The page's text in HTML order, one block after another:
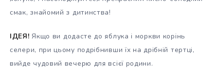
смак, знайомий з дитинства!
ІДЕЯ! Якщо ви додасте до яблука і моркви корінь
селери, при цьому подрібнивши їх на дрібній тертці,
вийде чудовий вечерю для всієї родини.